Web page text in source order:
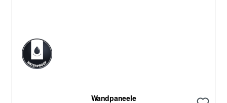
Wandpaneele